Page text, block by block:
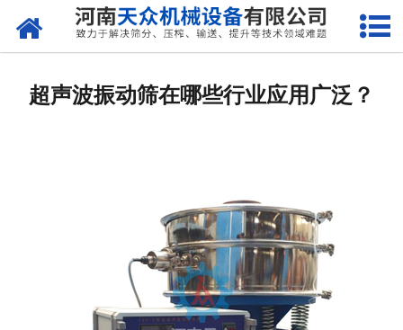
网站首页
客户案例
现场视频
联系我们
超声波振动筛在哪些行业应用广泛？